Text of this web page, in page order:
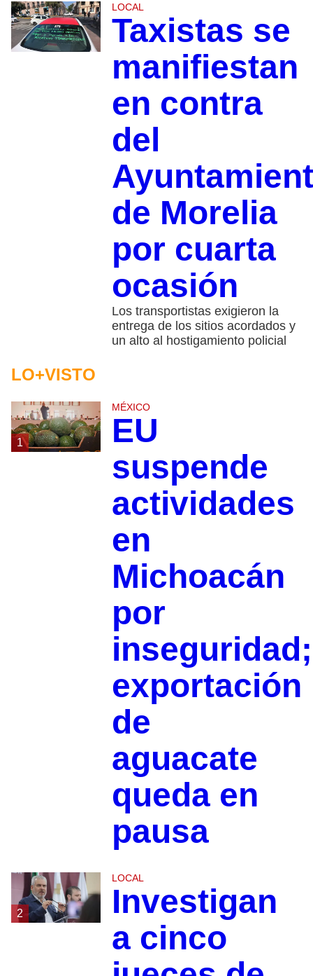
LOCAL
Taxistas se
manifiestan
en contra
del
de Morelia
por cuarta
ocasión
Los transportistas exigieron la
entrega de los sitios acordados y
un alto al hostigamiento policial
LO+VISTO
1
MÉXICO
EU
suspende
actividades
en
Michoacán
por
inseguridad;
exportación
de
aguacate
queda en
pausa
2
LOCAL
Investigan
a cinco